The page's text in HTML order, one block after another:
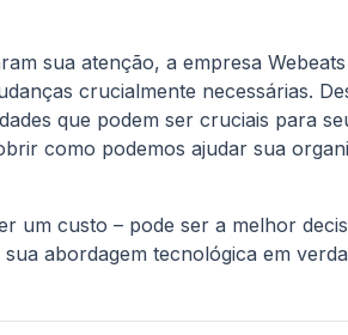
sua atenção, a empresa
crucialmente necessárias.
que podem ser cruciais para
como podemos ajudar sua
um custo – pode ser a melhor
abordagem tecnológica em